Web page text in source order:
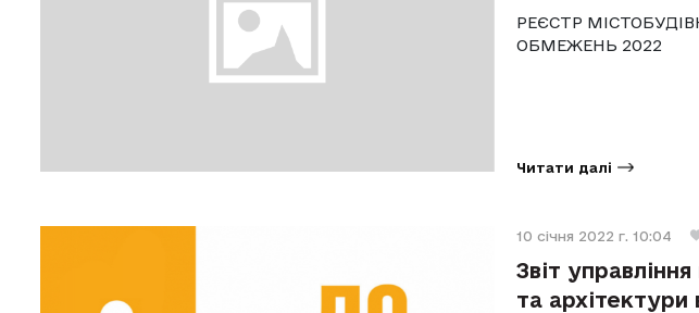
РЕЄСТР
ОБМЕЖЕНЬ 2022
Читати далі
10 січня 2022 г. 10:04
Звіт
та архітектури